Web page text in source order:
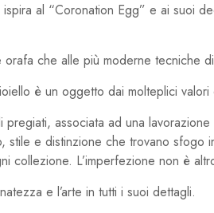
al “Coronation Egg” e ai suoi
che alle più moderne tecniche
è un oggetto dai molteplici valori
associata ad una
e distinzione che trovano sfogo
collezione. L’imperfezione non è
e l’arte in tutti i suoi dettagli.